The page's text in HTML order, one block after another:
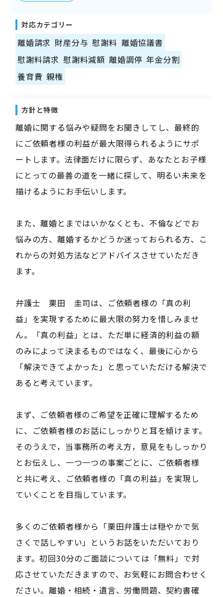
対応カテゴリー
離婚請求 財産分与 慰謝料 離婚協議書
慰謝料請求 慰謝料減額 離婚調停 年金分割
養育費 親権
方針と特徴
離婚に関する悩みや疑問をお聞きしてし、最終的
にご依頼者様の利益が最大限得られるようにサポ
ートします。法律面だけに限らず、あなたとお子様
にとっての最善の道を一緒に探して、明るい未来を
描けるようにお手伝いします。
また、離婚とまではいかなくとも、不倫などでお
悩みの方、離婚するかどうか迷っておられる方、こ
れからの対処方法などアドバイスさせていただき
ます。
弁護士 栗田 圭司は、ご依頼者様の「真の利
益」を実現するために最大限の努力を惜しみませ
ん。「真の利益」とは、ただ単に経済的利益の額
のみによって決まるものではなく、最後に心から
「解決できてよかった」と思っていただける解決で
あると考えています。
まず、ご依頼者様のご希望を正確に理解するため
に、ご依頼者様のお話にしっかりと耳を傾けます。
そのうえで，当事務所の考え方，意見をもしっかり
とお伝えし、一つ一つの事案ごとに、ご依頼者様
と共に考え、ご依頼者様の「真の利益」を実現し
ていくことを目指しています。
多くのご依頼者様から「栗田弁護士は穏やかで気
さくで話しやすい」というお話をいただいており
ます。初回30分のご面談については「無料」で対
応させていただきますので、お気軽にお問合わせく
ださい。離婚・相続・遺言、労働問題、契約書確